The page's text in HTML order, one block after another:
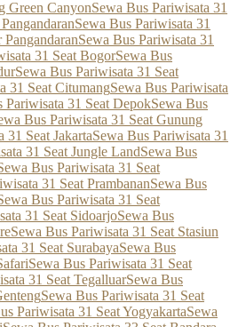
Green CanyonSewa Bus Pariwisata 31
Sewa Bus Pariwisata 31
Sewa Bus Pariwisata 31
31 Seat BogorSewa Bus
Sewa Bus Pariwisata 31 Seat
31 Seat CitumangSewa Bus Pariwisata
Pariwisata 31 Seat DepokSewa Bus
Bus Pariwisata 31 Seat Gunung
31 Seat JakartaSewa Bus Pariwisata 31
31 Seat Jungle LandSewa Bus
Bus Pariwisata 31 Seat
31 Seat PrambananSewa Bus
Bus Pariwisata 31 Seat
31 Seat SidoarjoSewa Bus
Sewa Bus Pariwisata 31 Seat Stasiun
31 Seat SurabayaSewa Bus
Sewa Bus Pariwisata 31 Seat
31 Seat TegalluarSewa Bus
Sewa Bus Pariwisata 31 Seat
Pariwisata 31 Seat YogyakartaSewa